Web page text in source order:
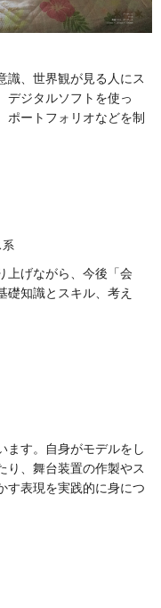
識、世界観が見る人にス
デジタルソフトを使っ
ポートフォリオなどを制
系
上げながら、今後「会
礎知識とスキル、考え
ます。自身がモデルをし
り、舞台装置の作製やス
す表現を実践的に身につ